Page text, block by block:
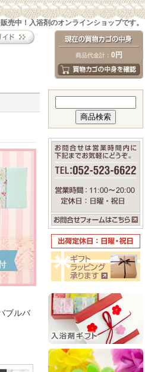
売中！入浴剤のオンラインショップです。
商品代金計： 0円
ブルバ